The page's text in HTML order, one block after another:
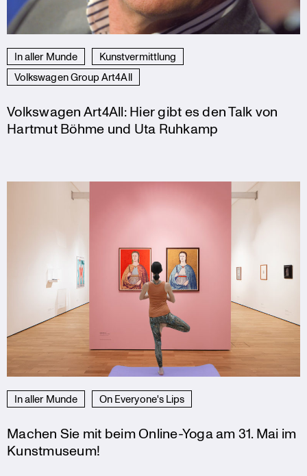
In aller Munde
Kunstvermittlung
Volkswagen Group Art4All
Volkswagen Art4All: Hier gibt es den Talk von
Hartmut Böhme und Uta Ruhkamp
In aller Munde On Everyone's Lips
Machen Sie mit beim Online-Yoga am 31. Mai im
Kunstmuseum!